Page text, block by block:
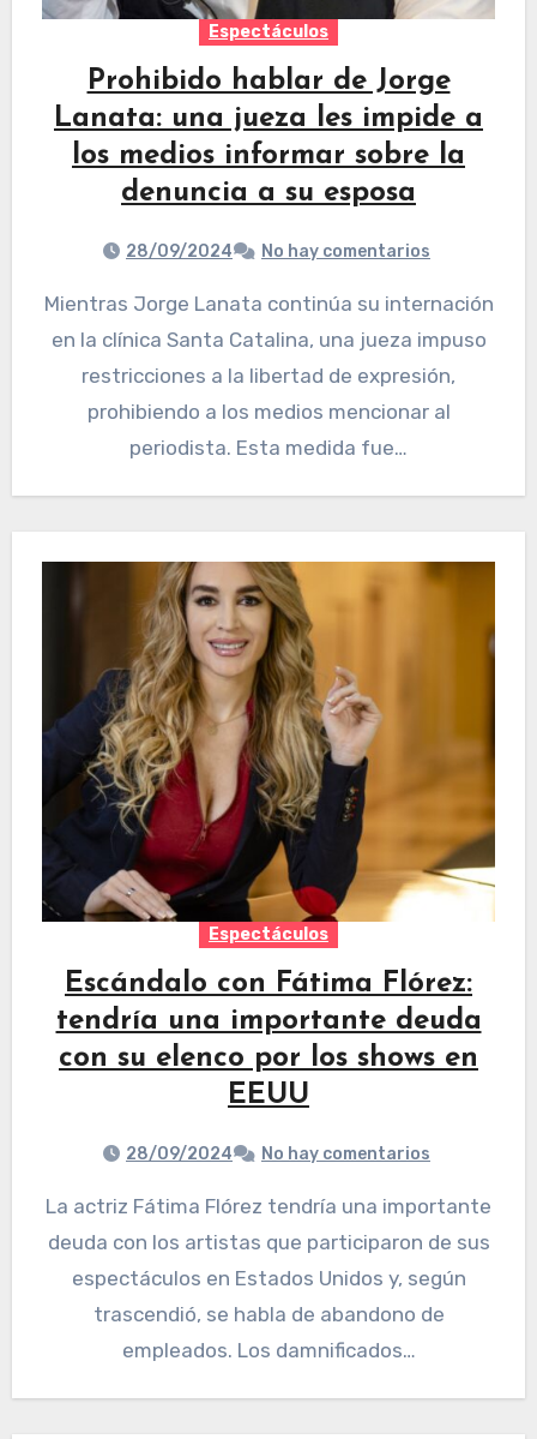
Espectáculos
Prohibido hablar de Jorge
Lanata: una jueza les impide a
los medios informar sobre la
denuncia a su esposa
28/09/2024 No hay comentarios
Mientras Jorge Lanata continúa su internación
en la clínica Santa Catalina, una jueza impuso
restricciones a la libertad de expresión,
prohibiendo a los medios mencionar al
periodista. Esta medida fue…
Espectáculos
Escándalo con Fátima Flórez:
tendría una importante deuda
con su elenco por los shows en
EEUU
28/09/2024 No hay comentarios
La actriz Fátima Flórez tendría una importante
deuda con los artistas que participaron de sus
espectáculos en Estados Unidos y, según
trascendió, se habla de abandono de
empleados. Los damnificados…